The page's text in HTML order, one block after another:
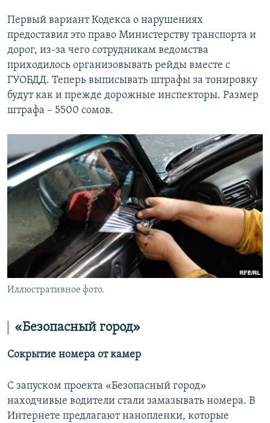
Первый вариант Кодекса о нарушениях
предоставил это право Министерству транспорта и
дорог, из-за чего сотрудникам ведомства
приходилось организовывать рейды вместе с
ГУОБДД. Теперь выписывать штрафы за тонировку
будут как и прежде дорожные инспекторы. Размер
штрафа – 5500 сомов.
Иллюстративное фото.
«Безопасный город»
Сокрытие номера от камер
С запуском проекта «Безопасный город»
находчивые водители стали замазывать номера. В
Интернете предлагают нанопленки, которые